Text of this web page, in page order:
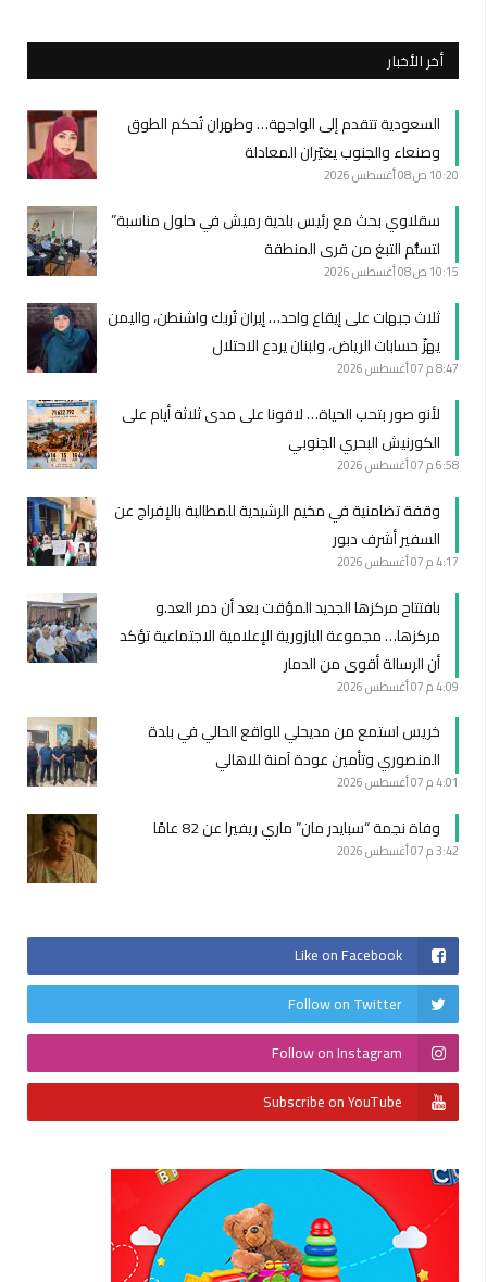
أخر الأخبار
السعودية تتقدم إلى الواجهة… وطهران تُحكم الطوق
وصنعاء والجنوب يغيّران المعادلة
10:20 ص 08 أغسطس 2026
سقلاوي بحث مع رئيس بلدية رميش في حلول مناسبة”
لتسلُّم التبغ من قرى المنطقة
10:15 ص 08 أغسطس 2026
ثلاث جبهات على إيقاع واحد… إيران تُربك واشنطن، واليمن
يهزّ حسابات الرياض، ولبنان يردع الاحتلال
8:47 م 07 أغسطس 2026
لأنو صور بتحب الحياة… لاقونا على مدى ثلاثة أيام على
الكورنيش البحري الجنوبي
6:58 م 07 أغسطس 2026
وقفة تضامنية في مخيم الرشيدية للمطالبة بالإفراج عن
السفير أشرف دبور
4:17 م 07 أغسطس 2026
بافتتاح مركزها الجديد المؤقت بعد أن دمر العد.و
مركزها… مجموعة البازورية الإعلامية الاجتماعية تؤكد
أن الرسالة أقوى من الدمار
4:09 م 07 أغسطس 2026
خريس استمع من مديحلي للواقع الحالي في بلدة
المنصوري وتأمين عودة آمنة للاهالي
4:01 م 07 أغسطس 2026
وفاة نجمة “سبايدر مان” ماري ريفيرا عن 82 عامًا
3:42 م 07 أغسطس 2026
Like on Facebook
Follow on Twitter
Follow on Instagram
Subscribe on YouTube